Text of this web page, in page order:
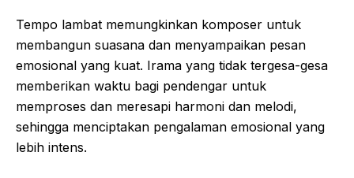
Tempo lambat memungkinkan komposer untuk
membangun suasana dan menyampaikan pesan
emosional yang kuat. Irama yang tidak tergesa-gesa
memberikan waktu bagi pendengar untuk
memproses dan meresapi harmoni dan melodi,
sehingga menciptakan pengalaman emosional yang
lebih intens.